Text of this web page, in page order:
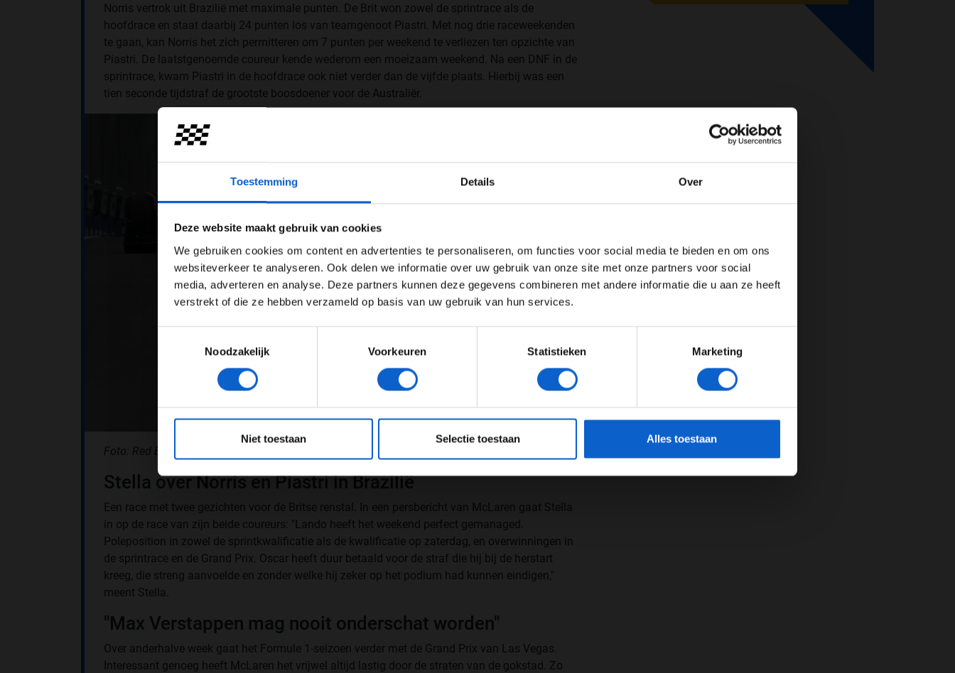
Toestemming Details Over
Deze website maakt gebruik van cookies
We gebruiken cookies om content en advertenties te personaliseren, om functies voor social media te bieden en om ons
websiteverkeer te analyseren. Ook delen we informatie over uw gebruik van onze site met onze partners voor social
media, adverteren en analyse. Deze partners kunnen deze gegevens combineren met andere informatie die u aan ze heeft
verstrekt of die ze hebben verzameld op basis van uw gebruik van hun services.
Noodzakelijk
Voorkeuren Statistieken Marketing
Niet toestaan Selectie toestaan Alles toestaan
Norris vertrok uit Brazilië met maximale punten. De Brit won zowel de sprintrace als de
hoofdrace en staat daarbij 24 punten los van teamgenoot Piastri. Met nog drie raceweekenden
te gaan, kan Norris het zich permitteren om 7 punten per weekend te verliezen ten opzichte van
Piastri. De laatstgenoemde coureur kende wederom een moeizaam weekend. Na een DNF in de
sprintrace, kwam Piastri in de hoofdrace ook niet verder dan de vijfde plaats. Hierbij was een
tien seconde tijdstraf de grootste boosdoener voor de Australiër.
Foto: Red Bull Content Pool
Stella over Norris en Piastri in Brazilië
Een race met twee gezichten voor de Britse renstal. In een persbericht van McLaren gaat Stella
in op de race van zijn beide coureurs: "Lando heeft het weekend perfect gemanaged.
Poleposition in zowel de sprintkwalificatie als de kwalificatie op zaterdag, en overwinningen in
de sprintrace en de Grand Prix. Oscar heeft duur betaald voor de straf die hij bij de herstart
kreeg, die streng aanvoelde en zonder welke hij zeker op het podium had kunnen eindigen,"
meent Stella.
"Max Verstappen mag nooit onderschat worden"
Over anderhalve week gaat het Formule 1-seizoen verder met de Grand Prix van Las Vegas.
Interessant genoeg heeft McLaren het vrijwel altijd lastig door de straten van de gokstad. Zo
Advertentie instellingen
Toon alle alcoholische drankenadvertenties (18+)
Toon alle kansspelenadvertenties (24+)
JONGER DAN 24 24 JAAR OF OUDER
*Raadpleeg onsprivacybeleidvoor meer informatie over gegevensgebruik en -bescherming.